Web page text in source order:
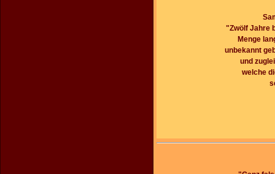
"Zwölf Jahre
Menge
unbekannt
und
welche